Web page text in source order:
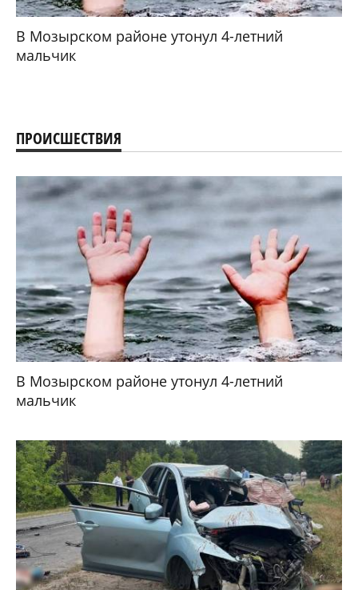
В Мозырском районе утонул 4-летний
мальчик
ПРОИСШЕСТВИЯ
В Мозырском районе утонул 4-летний
мальчик